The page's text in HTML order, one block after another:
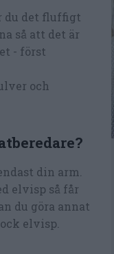
du det fluffigt
så att det är
- först
och
din arm.
elvisp så får
du göra annat
elvisp.